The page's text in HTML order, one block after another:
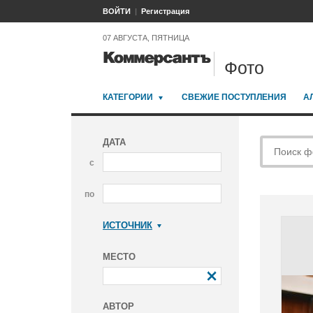
ВОЙТИ Регистрация
07 АВГУСТА, ПЯТНИЦА
Фото
КАТЕГОРИИ СВЕЖИЕ ПОСТУПЛЕНИЯ
ДАТА
с
по
ИСТОЧНИК
МЕСТО
АВТОР